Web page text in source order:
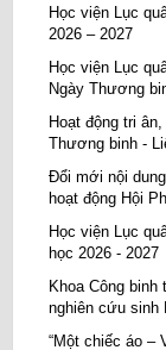
Học viện Lục
2026 – 2027
Học viện Lục
Ngày Thương
Hoạt động tri
Thương binh -
Đổi mới nội
hoạt động Hội
Học viện Lục
học 2026 - 2027
Khoa Công
nghiên cứu sinh
“Một chiếc áo –